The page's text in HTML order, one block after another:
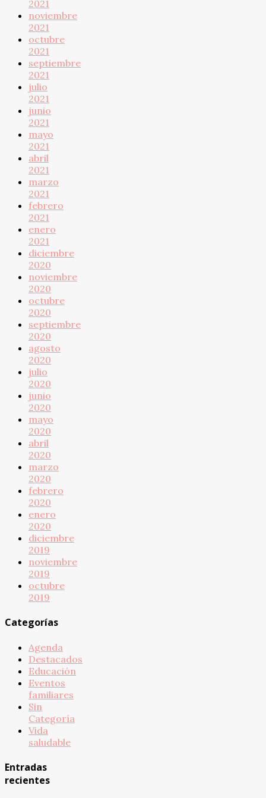
2021
noviembre
2021
octubre
2021
septiembre
2021
julio
2021
junio
2021
mayo
2021
abril
2021
marzo
2021
febrero
2021
enero
2021
diciembre
2020
noviembre
2020
octubre
2020
septiembre
2020
agosto
2020
julio
2020
junio
2020
mayo
2020
abril
2020
marzo
2020
febrero
2020
enero
2020
diciembre
2019
noviembre
2019
octubre
2019
Categorías
Agenda
Destacados
Educación
Eventos
familiares
Sin
Categoría
Vida
saludable
Entradas
recientes